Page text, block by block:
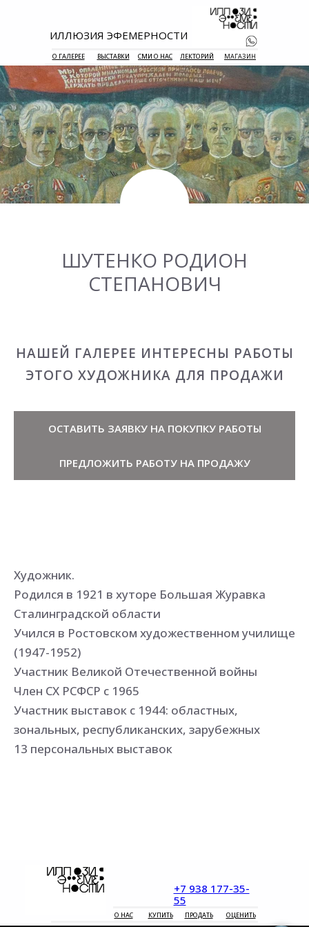
МАГАЗИН
ЛЕКТОРИЙ
СМИ О НАС
ВЫСТАВКИ
О ГАЛЕРЕЕ
ИЛЛЮЗИЯ ЭФЕМЕРНОСТИ
+7 938 177
ШУТЕНКО РОДИОН
СТЕПАНОВИЧ
НАШЕЙ ГАЛЕРЕЕ ИНТЕРЕСНЫ РАБОТЫ
ЭТОГО ХУДОЖНИКА ДЛЯ ПРОДАЖИ
ОСТАВИТЬ ЗАЯВКУ НА ПОКУПКУ РАБОТЫ
ПРЕДЛОЖИТЬ РАБОТУ НА ПРОДАЖУ
Художник.
Родился в 1921 в хуторе Большая Журавка
Сталинградской области
Учился в Ростовском художественном училище
(1947-1952)
Участник Великой Отечественной войны
Член СХ РСФСР с 1965
Участник выставок с 1944: областных,
зональных, республиканских, зарубежных
13 персональных выставок
ПРОДАТЬ ОЦЕНИТЬ
КУПИТЬ
+7 938 177-35-
55
О НАС